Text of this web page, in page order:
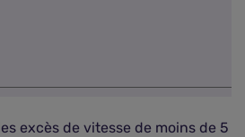
excès de vitesse de moins de 5